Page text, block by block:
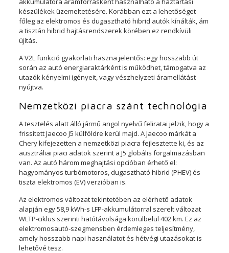
készülékek üzemeltetésére. Korábban ezt a lehetőséget
főleg az elektromos és dugasztható hibrid autók kínálták, ám
a tisztán hibrid hajtásrendszerek körében ez rendkívüli
újítás.
A V2L funkció gyakorlati haszna jelentős: egy hosszabb út
során az autó energiaraktárként is működhet, támogatva az
utazók kényelmi igényeit, vagy vészhelyzeti áramellátást
nyújtva.
Nemzetközi piacra szánt technológia
A tesztelés alatt álló jármű angol nyelvű feliratai jelzik, hogy a
frissített Jaecoo J5 külföldre kerül majd. A Jaecoo márkát a
Chery kifejezetten a nemzetközi piacra fejlesztette ki, és az
ausztráliai piaci adatok szerint a J5 globális forgalmazásban
van. Az autó három meghajtási opcióban érhető el:
hagyományos turbómotoros, dugasztható hibrid (PHEV) és
tiszta elektromos (EV) verzióban is.
Az elektromos változat tekintetében az elérhető adatok
alapján egy 58,9 kWh-s LFP-akkumulátorral szerelt változat
WLTP-ciklus szerinti hatótávolsága körülbelül 402 km. Ez az
elektromosautó-szegmensben érdemleges teljesítmény,
amely hosszabb napi használatot és hétvégi utazásokat is
lehetővé tesz.